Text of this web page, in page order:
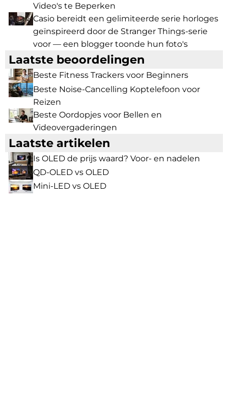
Video's te Beperken
Casio bereidt een gelimiteerde serie horloges
geïnspireerd door de Stranger Things-serie
voor — een blogger toonde hun foto's
Laatste beoordelingen
Beste Fitness Trackers voor Beginners
Beste Noise-Cancelling Koptelefoon voor
Reizen
Beste Oordopjes voor Bellen en
Videovergaderingen
Laatste artikelen
Is OLED de prijs waard? Voor- en nadelen
QD-OLED vs OLED
Mini-LED vs OLED